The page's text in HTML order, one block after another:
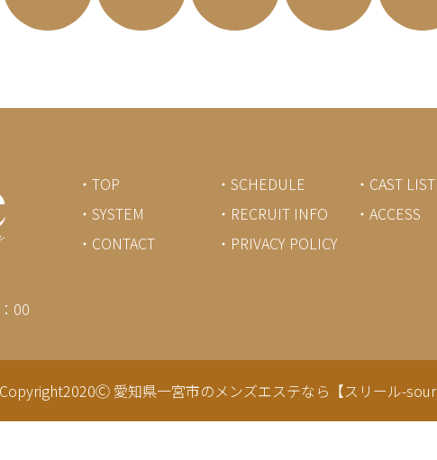
00
・TOP ・SCHEDULE
・CAST LIST
・SYSTEM
・RECRUIT INFO
・ACCESS
・CONTACT
・PRIVACY POLICY
Copyright2020Ⓒ 愛知県一宮市のメンズエステなら【スリール-